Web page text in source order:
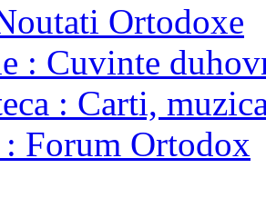
Ortodoxe
: Cuvinte
: Carti,
: Forum Ortodox